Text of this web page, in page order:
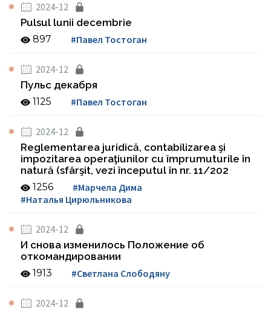
2024-12
Pulsul lunii decembrie
897 #Павел Тостоган
2024-12
Пульс декабря
1125 #Павел Тостоган
2024-12
Reglementarea juridică, contabilizarea şi
impozitarea operaţiunilor cu împrumuturile în
natură (sfârşit, vezi începutul în nr. 11/202
1256
#Марчела Дима
#Наталья Цирюльникова
2024-12
И снова изменилось Положение об
откомандировании
1913 #Светлана Слободяну
2024-12